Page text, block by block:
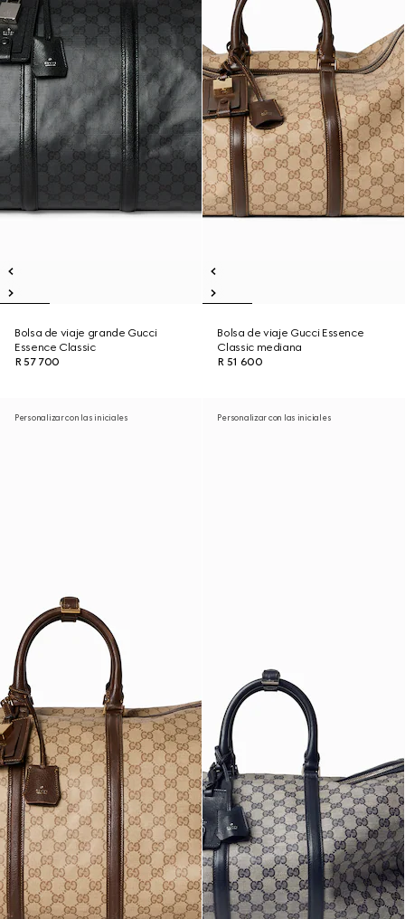
Bolsa de viaje grande Gucci
Essence Classic
R 57 700
Bolsa de viaje Gucci Essence
Classic mediana
R 51 600
Personalizar con las iniciales Personalizar con las iniciales